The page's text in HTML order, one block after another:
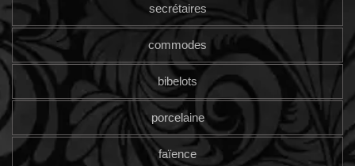
secrétaires
commodes
bibelots
porcelaine
faïence